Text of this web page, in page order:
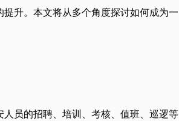
升。本文将从多个角度探讨如何成为一
员的招聘、培训、考核、值班、巡逻等